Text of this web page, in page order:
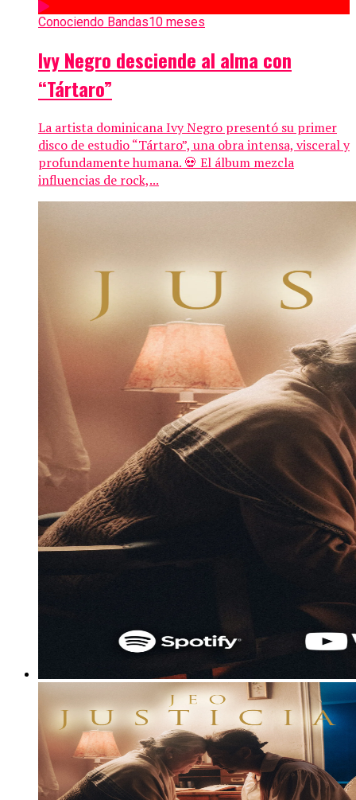
Conociendo Bandas10 meses
Ivy Negro desciende al alma con
“Tártaro”
La artista dominicana Ivy Negro presentó su primer
disco de estudio “Tártaro”, una obra intensa, visceral y
profundamente humana. 💀 El álbum mezcla
influencias de rock,...